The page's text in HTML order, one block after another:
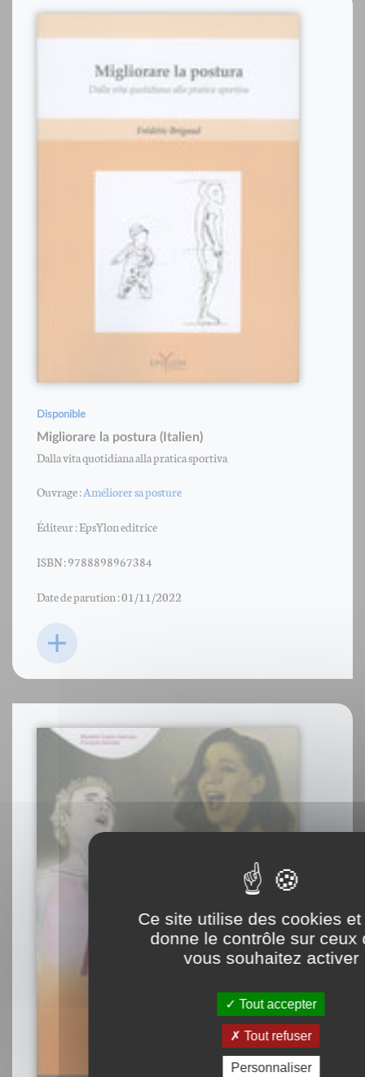
Disponible
Migliorare la postura (Italien)
Dalla vita quotidiana alla pratica sportiva
Ouvrage :Améliorer sa posture
Éditeur : EpsYlon editrice
ISBN : 9788898967384
Date de parution : 01/11/2022
Ce site utilise des cookies
donne le contrôle sur ceux
vous souhaitez activer
Tout accepter
Tout refuser
Personnaliser